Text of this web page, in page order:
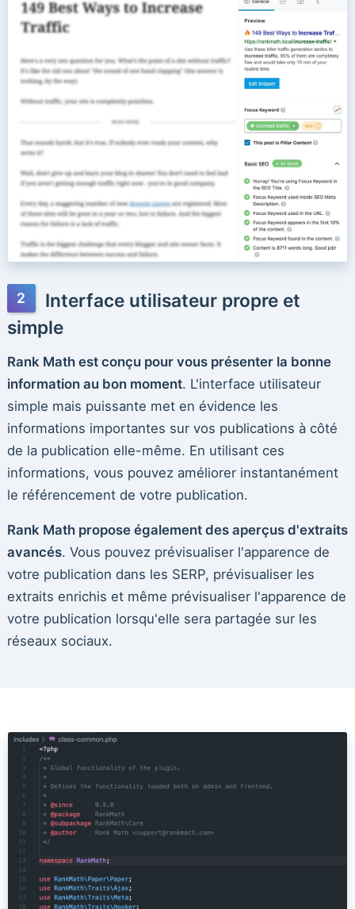
Interface utilisateur propre et
simple
Rank Math est conçu pour vous présenter la bonne
information au bon moment. L'interface utilisateur
simple mais puissante met en évidence les
informations importantes sur vos publications à côté
de la publication elle-même. En utilisant ces
informations, vous pouvez améliorer instantanément
le référencement de votre publication.
Rank Math propose également des aperçus d'extraits
avancés. Vous pouvez prévisualiser l'apparence de
votre publication dans les SERP, prévisualiser les
extraits enrichis et même prévisualiser l'apparence de
votre publication lorsqu'elle sera partagée sur les
réseaux sociaux.